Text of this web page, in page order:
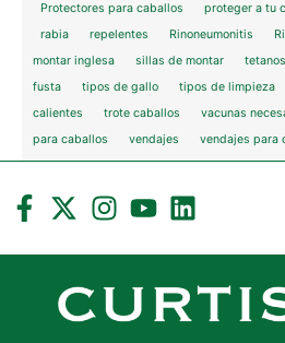
Protectores para caballos
proteger a tu
rabia
repelentes Rinoneumonitis
montar inglesa
sillas de montar tetanos
fusta
tipos de gallo tipos de limpieza
calientes
trote caballos vacunas
para caballos
vendajes vendajes para